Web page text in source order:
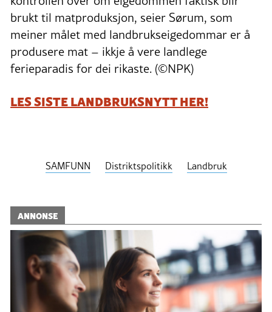
brukt til matproduksjon, seier Sørum, som
meiner målet med landbrukseigedommar er å
produsere mat – ikkje å vere landlege
ferieparadis for dei rikaste. (©NPK)
LES SISTE LANDBRUKSNYTT HER!
SAMFUNN Distriktspolitikk Landbruk
ANNONSE